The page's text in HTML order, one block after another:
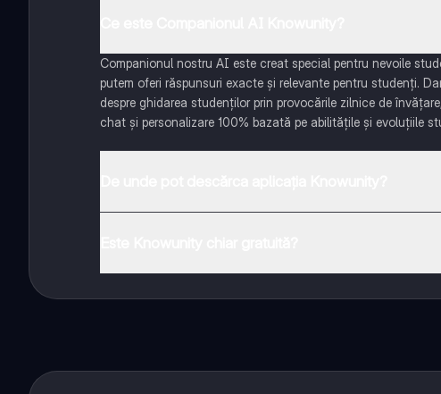
Companionul nostru AI este creat special pentru nevoile
putem oferi răspunsuri exacte și relevante pentru studenți.
despre ghidarea studenților prin provocările zilnice de
chat și personalizare 100% bazată pe abilitățile și evoluțiile
distanță. În plus, câștigă puncte ca să deblochezi mai